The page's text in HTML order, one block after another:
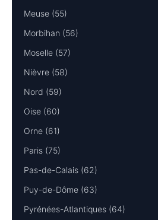
Meuse (55)
Morbihan (56)
Moselle (57)
Nièvre (58)
Nord (59)
Oise (60)
Orne (61)
Paris (75)
Pas-de-Calais (62)
Puy-de-Dôme (63)
Pyrénées-Atlantiques (64)